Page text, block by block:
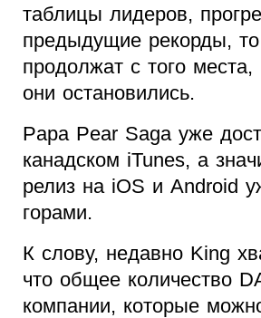
таблицы лидеров,
предыдущие рекорды, то
продолжат с того места,
они остановились.
Papa Pear Saga уже
канадском iTunes, а
релиз на iOS и Android
горами.
К слову, недавно King
что общее количество
компании, которые